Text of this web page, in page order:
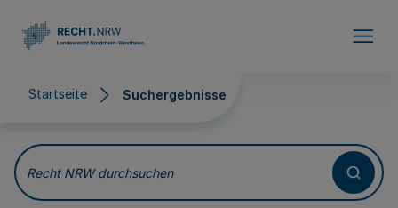
Startseite Suchergebnisse
Suchergebnisse
Recht NRW durchsuchen